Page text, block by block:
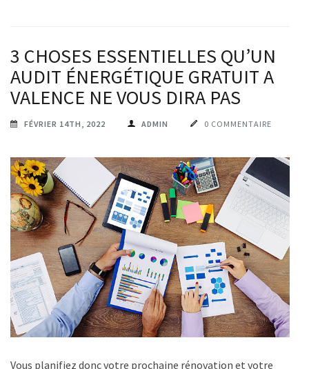
3 CHOSES ESSENTIELLES QU’UN
AUDIT ÉNERGÉTIQUE GRATUIT A
VALENCE NE VOUS DIRA PAS
FÉVRIER 14TH, 2022 ADMIN 0 COMMENTAIRE
Vous planifiez donc votre prochaine rénovation et votre